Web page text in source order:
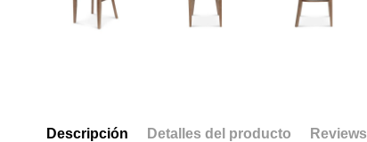
Descripción Detalles del producto Reviews